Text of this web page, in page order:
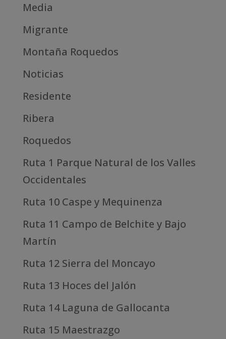
Media
Migrante
Montaña Roquedos
Noticias
Residente
Ribera
Roquedos
Ruta 1 Parque Natural de los Valles
Occidentales
Ruta 10 Caspe y Mequinenza
Ruta 11 Campo de Belchite y Bajo
Martín
Ruta 12 Sierra del Moncayo
Ruta 13 Hoces del Jalón
Ruta 14 Laguna de Gallocanta
Ruta 15 Maestrazgo